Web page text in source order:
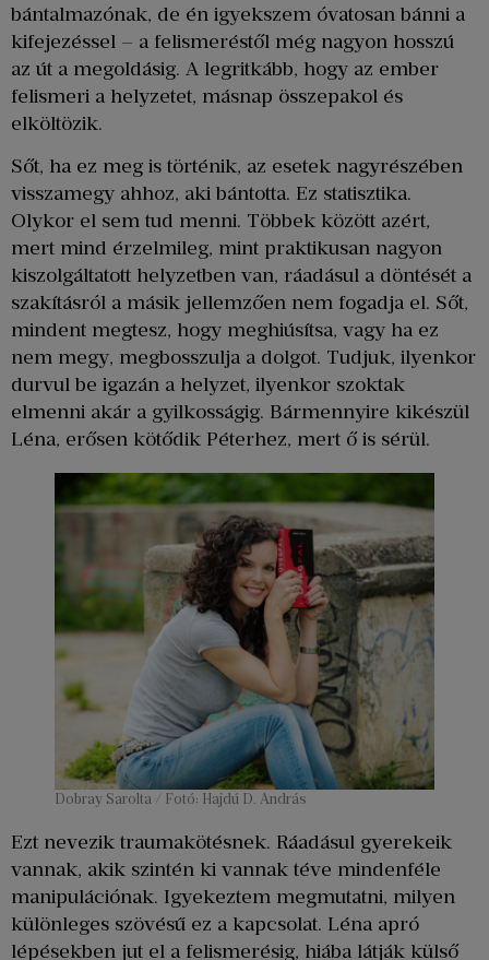
bántalmazónak, de én igyekszem óvatosan bánni a
kifejezéssel – a felismeréstől még nagyon hosszú
az út a megoldásig. A legritkább, hogy az ember
felismeri a helyzetet, másnap összepakol és
elköltözik.
Sőt, ha ez meg is történik, az esetek nagyrészében
visszamegy ahhoz, aki bántotta. Ez statisztika.
Olykor el sem tud menni. Többek között azért,
mert mind érzelmileg, mint praktikusan nagyon
kiszolgáltatott helyzetben van, ráadásul a döntését a
szakításról a másik jellemzően nem fogadja el. Sőt,
mindent megtesz, hogy meghiúsítsa, vagy ha ez
nem megy, megbosszulja a dolgot. Tudjuk, ilyenkor
durvul be igazán a helyzet, ilyenkor szoktak
elmenni akár a gyilkosságig. Bármennyire kikészül
Léna, erősen kötődik Péterhez, mert ő is sérül.
Dobray Sarolta / Fotó: Hajdú D. András
Ezt nevezik traumakötésnek. Ráadásul gyerekeik
vannak, akik szintén ki vannak téve mindenféle
manipulációnak. Igyekeztem megmutatni, milyen
különleges szövésű ez a kapcsolat. Léna apró
lépésekben jut el a felismerésig, hiába látják külső